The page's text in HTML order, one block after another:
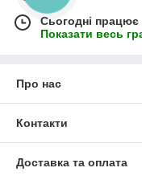
Сьогодні працює
Показати весь
Про нас
Контакти
Доставка та оплата